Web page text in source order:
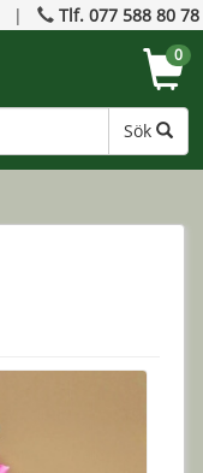
| Tlf. 077 588 80 78
Sök
0